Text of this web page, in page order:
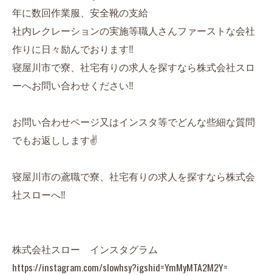
年に数回作業服、安全靴の支給
社内レクレーションの実施等職人さんファーストな会社
作りに日々励んでおります‼️
寝屋川市で寮、社宅有りの求人を探すなら株式会社スロ
ーへお問い合わせください‼️
お問い合わせページ又はインスタ等でどんな些細な質問
でもお返しします✌️
寝屋川市の鳶職で寮、社宅有りの求人を探すなら株式会
社スローへ‼️
株式会社スロー インスタグラム
https://instagram.com/slowhsy?igshid=YmMyMTA2M2Y=